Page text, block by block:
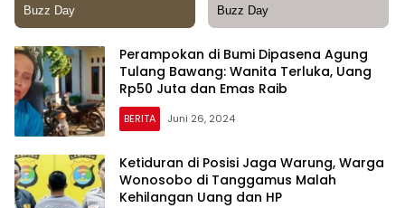
Perampokan di Bumi Dipasena Agung
Tulang Bawang: Wanita Terluka, Uang
Rp50 Juta dan Emas Raib
BERITA Juni 26, 2024
Ketiduran di Posisi Jaga Warung, Warga
Wonosobo di Tanggamus Malah
Kehilangan Uang dan HP